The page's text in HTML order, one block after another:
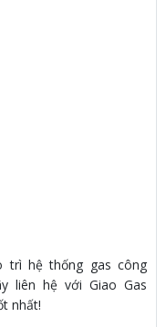
trì hệ thống gas công
liên hệ với Giao Gas
nhất!